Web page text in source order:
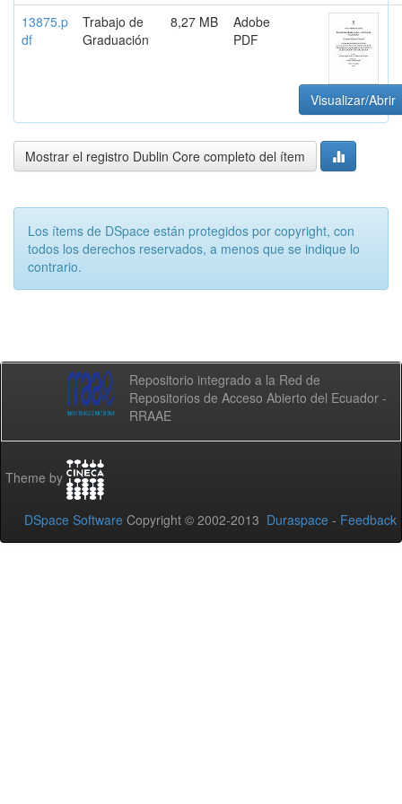
13875.p
df
Trabajo de
Graduación
8,27 MB
Adobe
PDF
Visualizar/Abrir
Mostrar el registro Dublin Core completo del ítem
Los ítems de DSpace están protegidos por copyright, con
todos los derechos reservados, a menos que se indique lo
contrario.
Repositorio integrado a la Red de
Repositorios de Acceso Abierto del Ecuador -
RRAAE
Theme by
DSpace Software Copyright © 2002-2013 Duraspace - Feedback